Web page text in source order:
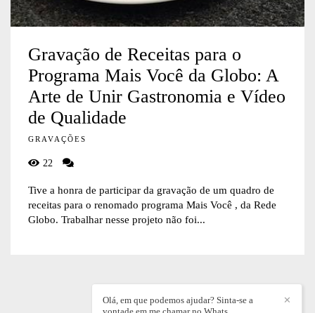
Gravação de Receitas para o
Programa Mais Você da Globo: A
Arte de Unir Gastronomia e Vídeo
de Qualidade
GRAVAÇÕES
22
Tive a honra de participar da gravação de um quadro de
receitas para o renomado programa Mais Você , da Rede
Globo. Trabalhar nesse projeto não foi...
✕
Olá, em que podemos ajudar? Sinta-se a